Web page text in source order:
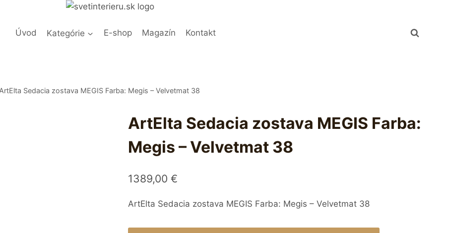
Úvod Kategórie E-shop Magazín Kontakt
ArtElta Sedacia zostava MEGIS Farba: Megis – Velvetmat 38
ArtElta Sedacia zostava MEGIS Farba:
Megis – Velvetmat 38
1389,00 €
ArtElta Sedacia zostava MEGIS Farba: Megis – Velvetmat 38